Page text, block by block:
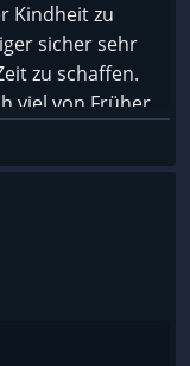
Kindheit zu
sicher sehr
zu schaffen.
viel von Früher.
nichts falsch
geschrieben
Eltern.